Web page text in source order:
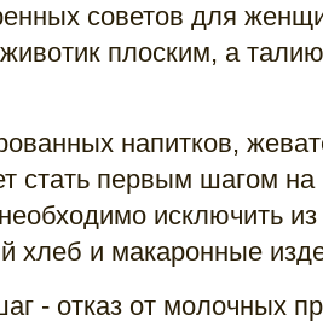
советов для
плоским, а
напитков,
стать первым шагом на
исключить
хлеб и макаронные
- отказ от молочных